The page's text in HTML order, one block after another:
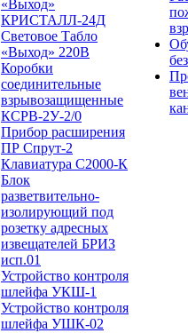
«Выход»
КРИСТАЛЛ-24Д
Световое Табло
«Выход» 220В
Коробки
соединительные
взрывозащищенные
КСРВ-2У-2/0
Прибор расширения
ПР Спрут-2
Клавиатура С2000-К
Блок
разветвительно-
изолирующий под
розетку адресных
извещателей БРИЗ
исп.01
Устройство контроля
шлейфа УКШ-1
Устройство контроля
шлейфа УШК-02